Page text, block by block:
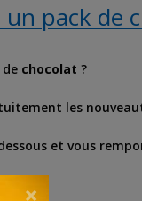
pack de
chocolat ?
les
et vous
×